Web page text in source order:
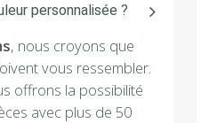
personnalisée ?
, nous croyons que
vous ressembler.
offrons la possibilité
avec plus de 50